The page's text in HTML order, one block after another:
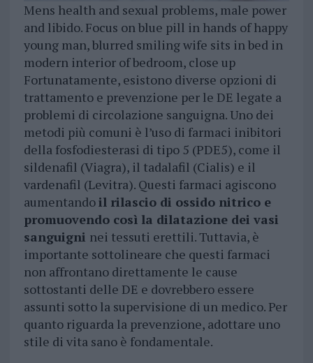
Mens health and sexual problems, male power
and libido. Focus on blue pill in hands of happy
young man, blurred smiling wife sits in bed in
modern interior of bedroom, close up
Fortunatamente, esistono diverse opzioni di
trattamento e prevenzione per le DE legate a
problemi di circolazione sanguigna. Uno dei
metodi più comuni è l’uso di farmaci inibitori
della fosfodiesterasi di tipo 5 (PDE5), come il
sildenafil (Viagra), il tadalafil (Cialis) e il
vardenafil (Levitra). Questi farmaci agiscono
aumentandoil rilascio di ossido nitrico e
promuovendo così la dilatazione dei vasi
sanguigni nei tessuti erettili. Tuttavia, è
importante sottolineare che questi farmaci
non affrontano direttamente le cause
sottostanti delle DE e dovrebbero essere
assunti sotto la supervisione di un medico. Per
quanto riguarda la prevenzione, adottare uno
stile di vita sano è fondamentale.